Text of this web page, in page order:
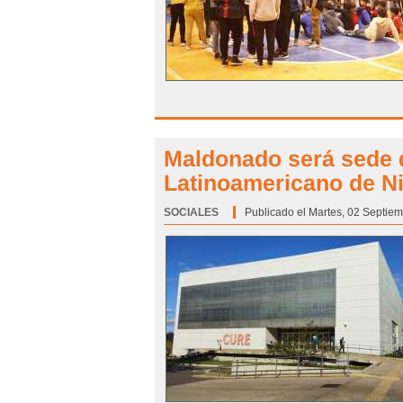
Maldonado será sede
Latinoamericano de
SOCIALES Publicado el Martes, 02